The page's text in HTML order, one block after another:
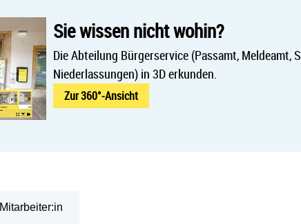
Sie wissen nicht wohin?
Die Abteilung Bürgerservice (Passamt, Meldeamt,
Niederlassungen) in 3D erkunden.
Zur 360°-Ansicht
Mitarbeiter:in